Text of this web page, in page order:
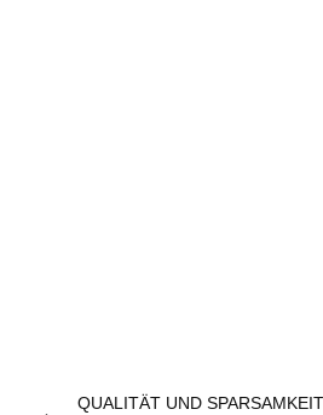
QUALITÄT UND SPARSAMKEIT